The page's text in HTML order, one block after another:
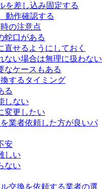
を差し込み固定する
動作確認する
の注意点
蛇口がある
せるようにしておく
ない場合は無理に扱わない
なケースもある
するタイミング
る
しない
変更したい
業者依頼した方が良いパ
安
しい
ない
交換を依頼する業者の選